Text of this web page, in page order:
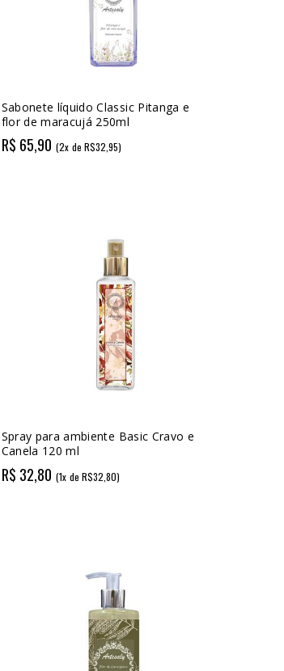
Sabonete líquido Classic Pitanga e
flor de maracujá 250ml
R$ 65,90 (2x de R$32,95)
Spray para ambiente Basic Cravo e
Canela 120 ml
R$ 32,80 (1x de R$32,80)